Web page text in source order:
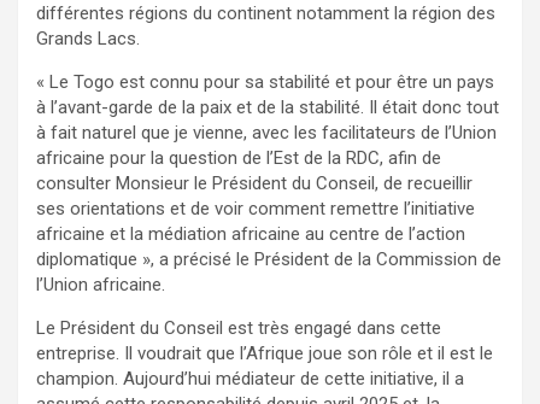
différentes régions du continent notamment la région des
Grands Lacs.
« Le Togo est connu pour sa stabilité et pour être un pays
à l’avant-garde de la paix et de la stabilité. Il était donc tout
à fait naturel que je vienne, avec les facilitateurs de l’Union
africaine pour la question de l’Est de la RDC, afin de
consulter Monsieur le Président du Conseil, de recueillir
ses orientations et de voir comment remettre l’initiative
africaine et la médiation africaine au centre de l’action
diplomatique », a précisé le Président de la Commission de
l’Union africaine.
Le Président du Conseil est très engagé dans cette
entreprise. Il voudrait que l’Afrique joue son rôle et il est le
champion. Aujourd’hui médiateur de cette initiative, il a